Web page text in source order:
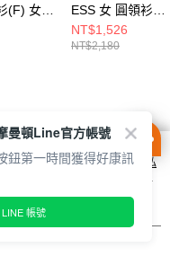
(F) 女
ESS 女 圓領衫
63571249
NT$1,526
NT$2,180
方式之詳情，及若您不希
設定，請參閱本網站「
隱私
示您同意本公司得按本網站使
曼頓Line官方帳號
鈕第一時間獲得好康訊
帳號